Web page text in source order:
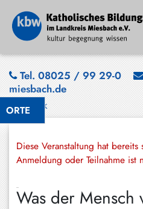
ORTE
Tel. 08025 / 99 29-0
miesbach.de
Zurück
Diese Veranstaltung hat
Anmeldung oder Teilnahme ist
Was der Mensch
Bad
Wiessee
Bayrischzell
Elbach